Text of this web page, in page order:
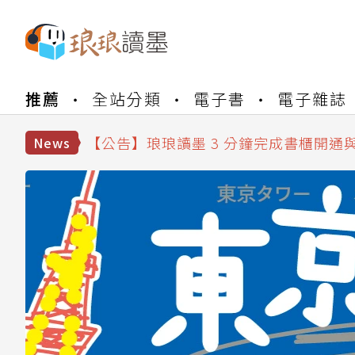
推薦 全站分類 電子書 電子雜誌
News
【公告】琅琅讀墨數位閱讀資產合併與
【公告】琅琅讀墨 3 分鐘完成書櫃開
【公告】琅琅讀墨數位閱讀資產合併與